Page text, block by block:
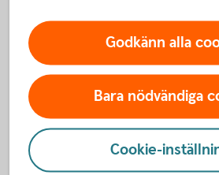
e-sparkonto
Skogskonto
Godkänn alla
Bara nödvändiga
Cookie-